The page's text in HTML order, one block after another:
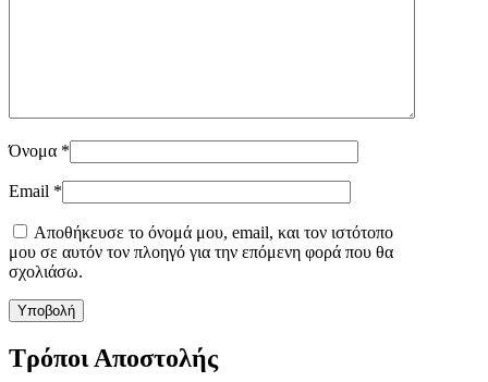
Όνομα *
Email *
Αποθήκευσε το όνομά μου, email, και τον ιστότοπο
μου σε αυτόν τον πλοηγό για την επόμενη φορά που θα
σχολιάσω.
Τρόποι Αποστολής